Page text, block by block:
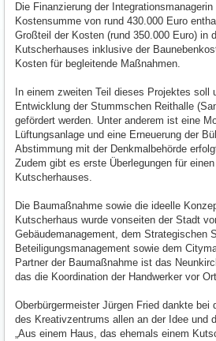
Die Finanzierung der
Kostensumme von rund 430.000 Euro
Großteil der Kosten (rund 350.000 Euro) in
Kutscherhauses inklusive der
Kosten für begleitende Maßnahmen.
In einem zweiten Teil dieses Projektes soll
Entwicklung der Stummschen Reithalle
gefördert werden. Unter anderem ist eine
Lüftungsanlage und eine Erneuerung der
Abstimmung mit der Denkmalbehörde
Zudem gibt es erste Überlegungen für
Kutscherhauses.
Die Baumaßnahme sowie die ideelle
Kutscherhaus wurde vonseiten der Stadt
Gebäudemanagement, dem Strategischen
Beteiligungsmanagement sowie dem
Partner der Baumaßnahme ist das
das die Koordination der Handwerker vor
Oberbürgermeister Jürgen Fried dankte bei
des Kreativzentrums allen an der Idee und
„Aus einem Haus, das ehemals einem